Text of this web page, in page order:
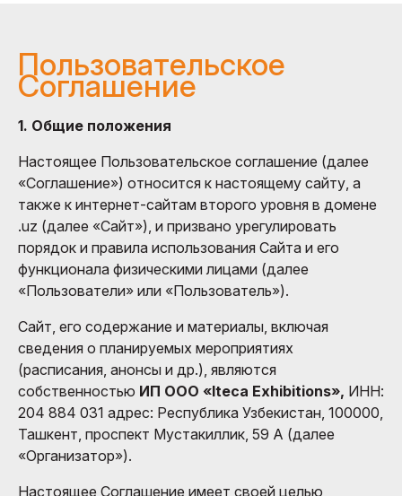
Пользовательское
Соглашение
1. Общие положения
Настоящее Пользовательское соглашение (далее
«Соглашение») относится к настоящему сайту, а
также к интернет-сайтам второго уровня в домене
.uz (далее «Сайт»), и призвано урегулировать
порядок и правила использования Сайта и его
функционала физическими лицами (далее
«Пользователи» или «Пользователь»).
Сайт, его содержание и материалы, включая
сведения о планируемых мероприятиях
(расписания, анонсы и др.), являются
собственностью ИП OOO «Iteca Exhibitions», ИНН:
204 884 031 адрес: Республика Узбекистан, 100000,
Ташкент, проспект Мустакиллик, 59 А (далее
«Организатор»).
Настоящее Соглашение имеет своей целью